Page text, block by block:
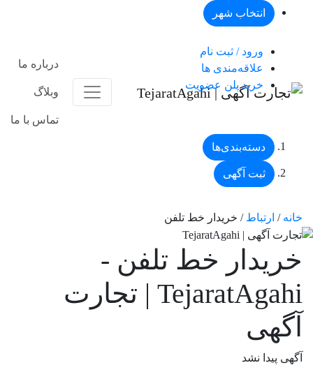
انتخاب شهر
ورود / ثبت نام
علاقه‌مندی ها
خرید پلن عضویت
درباره ما
وبلاگ
تماس با ما
دسته‌بندی‌ها
ثبت آگهی
خانه / ارتباط / خریدار خط تلفن
خریدار خط تلفن -
TejaratAgahi | تجارت
آگهی
آگهی پیدا نشد